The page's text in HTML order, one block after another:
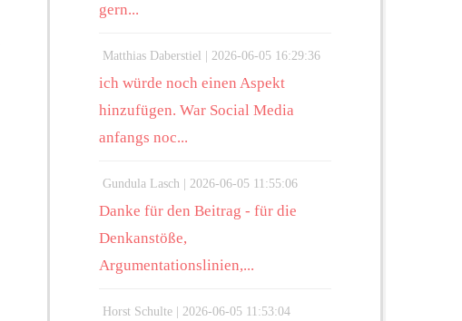
gern...
Matthias Daberstiel | 2026-06-05 16:29:36
ich würde noch einen Aspekt
hinzufügen. War Social Media
anfangs noc...
Gundula Lasch | 2026-06-05 11:55:06
Danke für den Beitrag - für die
Denkanstöße,
Argumentationslinien,...
Horst Schulte | 2026-06-05 11:53:04